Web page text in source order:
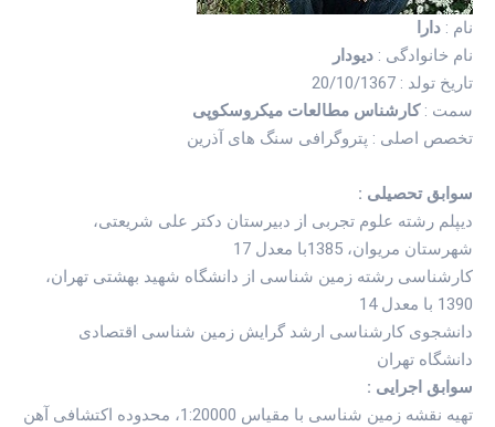
نام :دارا
نام خانوادگی :دیودار
تاریخ تولد : 20/10/1367
سمت :کارشناس مطالعات میکروسکوپی
تخصص اصلی : پتروگرافی سنگ های آذرین
سوابق تحصیلی :
دیپلم رشته علوم تجربی از دبیرستان دکتر علی شریعتی،
شهرستان مریوان، 1385با معدل 17
کارشناسی رشته زمین شناسی از دانشگاه شهید بهشتی تهران،
1390 با معدل 14
دانشجوی کارشناسی ارشد گرایش زمین شناسی اقتصادی
دانشگاه تهران
سوابق اجرایی :
تهیه نقشه زمین شناسی با مقیاس 1:20000، محدوده اکتشافی آهن